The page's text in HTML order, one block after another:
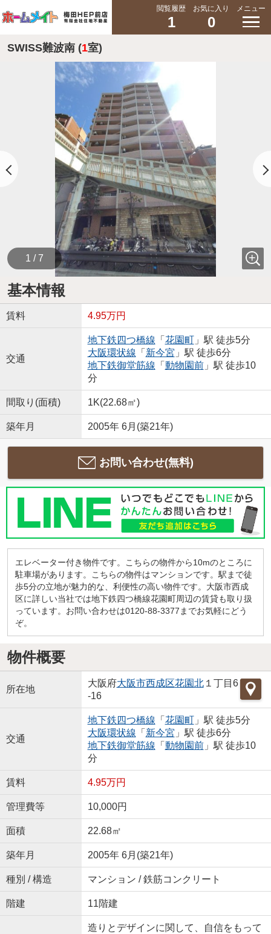
閲覧履歴
1
お気に入り
0
メニュー
SWISS難波南 (1室)
1 / 7
基本情報
賃料 4.95万円
交通
地下鉄四つ橋線 「 花園町」駅 徒歩5分
大阪環状線 「 新今宮 」駅 徒歩6分
地下鉄御堂筋線 「 動物園前」駅 徒歩10
分
間取り(面積) 1K(22.68㎡)
築年月 2005年 6月(築21年)
お問い合わせ(無料)
エレベーター付き物件です。こちらの物件から10mのところに
駐車場があります。こちらの物件はマンションです。駅まで徒
歩5分の立地が魅力的な、利便性の高い物件です。大阪市西成
区に詳しい当社では地下鉄四つ橋線花園町周辺の賃貸も取り扱
っています。お問い合わせは0120-88-3377までお気軽にどう
ぞ。
物件概要
所在地
大阪府大阪市西成区花園北１丁目6
-16
交通
地下鉄四つ橋線 「 花園町」駅 徒歩5分
大阪環状線 「 新今宮 」駅 徒歩6分
地下鉄御堂筋線 「 動物園前」駅 徒歩10
分
賃料 4.95万円
管理費等 10,000円
面積 22.68㎡
築年月 2005年 6月(築21年)
種別 / 構造 マンション / 鉄筋コンクリート
階建 11階建
造りとデザインに関して、自信をもって